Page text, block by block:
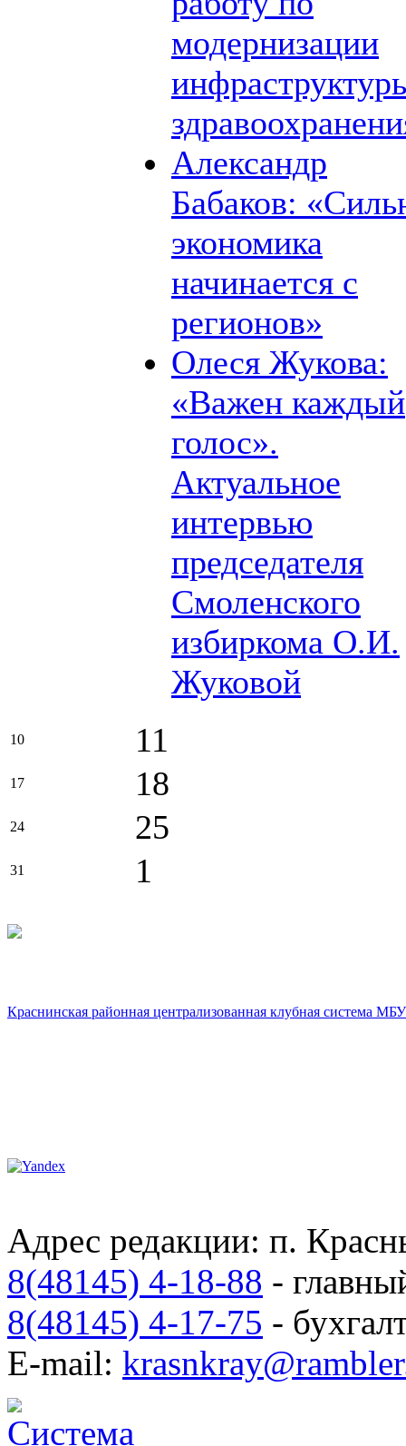
модернизации
Александр
Бабаков:
экономика
начинается с
регионов»
Олеся Жукова:
«Важен каждый
голос».
Актуальное
интервью
председателя
Смоленского
избиркома О.И.
Жуковой
10 11
17 18
24 25
31 1
Краснинская районная централизованная клубная система
Адрес редакции: п.
8(48145) 4-18-88 -
8(48145) 4-17-75 -
E-mail: